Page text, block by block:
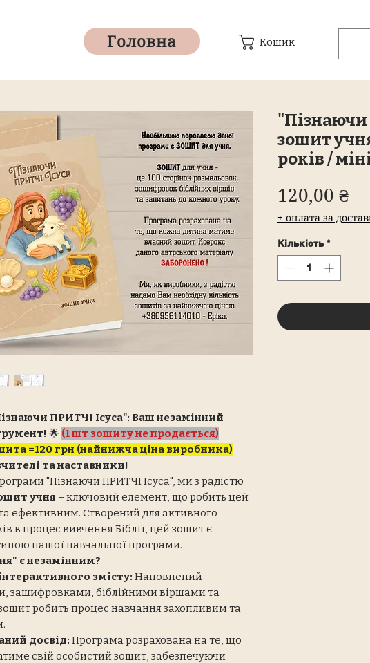
ПРИТЧІ Ісуса": Ваш незамінний
🌟 (1 шт зошиту не продається)
=120 грн (найнижча ціна виробника)
та наставники!
"Пізнаючи ПРИТЧІ Ісуса", ми з радістю
учня – ключовий елемент, що робить цей
ефективним. Створений для активного
в процес вивчення Біблії, цей зошит є
нашої навчальної програми.
є незамінним?
змісту: Наповнений
зашифровками, біблійними віршами та
робить процес навчання захопливим та
досвід: Програма розрахована на те, що
свій особистий зошит, забезпечуючи
"Пізнаючи
зошит
років /
120,00 ₴
+ оплата за
Кількість *
Головна Кошик